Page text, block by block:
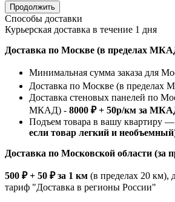
Продолжить
Способы доставки
Курьерская доставка в течение 1 дня
Доставка по Москве (в пределах
Минимальная сумма заказа для
Доставка по Москве (в пределах
Доставка стеновых панелей по
МКАД) - 8000 ₽ + 50р/км за
Подъем товара в вашу квартиру —
если товар легкий и
Доставка по Московской области
500 ₽ + 50 ₽ за 1 км (в пределах 20 км),
тариф "Доставка в регионы России"